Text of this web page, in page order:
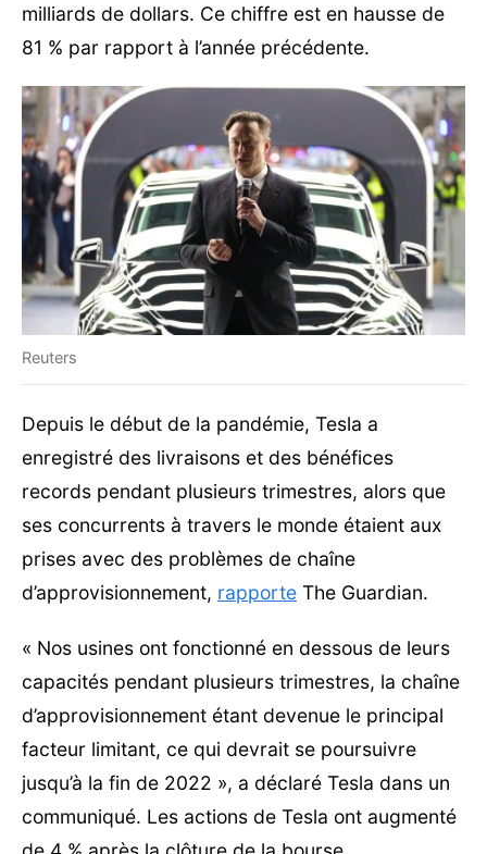
milliards de dollars. Ce chiffre est en hausse de
81 % par rapport à l’année précédente.
Reuters
Depuis le début de la pandémie, Tesla a
enregistré des livraisons et des bénéfices
records pendant plusieurs trimestres, alors que
ses concurrents à travers le monde étaient aux
prises avec des problèmes de chaîne
d’approvisionnement, rapporte The Guardian.
« Nos usines ont fonctionné en dessous de leurs
capacités pendant plusieurs trimestres, la chaîne
d’approvisionnement étant devenue le principal
facteur limitant, ce qui devrait se poursuivre
jusqu’à la fin de 2022 », a déclaré Tesla dans un
communiqué. Les actions de Tesla ont augmenté